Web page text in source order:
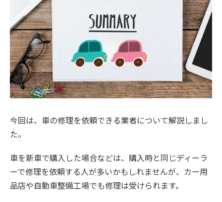
今回は、車の修理を依頼できる業者について解説しまし
た。
車を新車で購入した場合などは、購入時と同じディーラ
ーで修理を依頼する人が多いかもしれませんが、カー用
品店や自動車整備工場でも修理は受けられます。